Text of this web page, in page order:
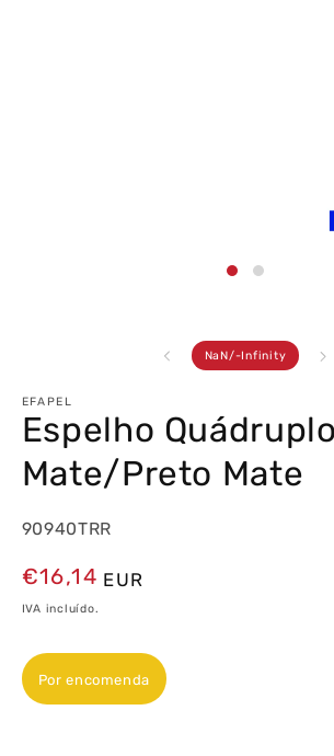
NaN/ de
-Infinity
EFAPEL
Espelho
Mate/Preto Mate
90940TRR
Preço
normal
€16,14 EUR
IVA incluído.
Por encomenda